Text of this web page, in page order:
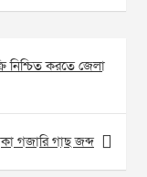
নিশ্চিত করতে জেলা
গজারি গাছ জব্দ